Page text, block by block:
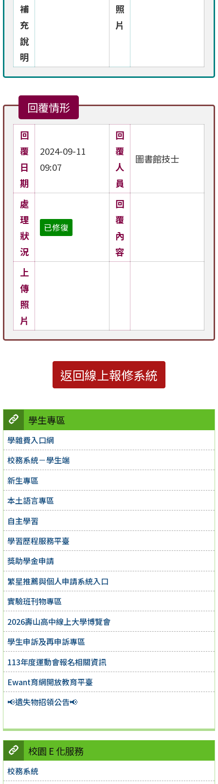
學生專區
學雜費入口網
校務系統－學生端
新生專區
本土語言專區
自主學習
學習歷程服務平臺
獎助學金申請
繁星推薦與個人申請系統入口
實驗班刊物專區
2026壽山高中線上大學博覽會
學生申訴及再申訴專區
113年度運動會報名相關資訊
Ewant育網開放教育平臺
📢遺失物招領公告📢
校園 E 化服務
校務系統
補
充
說
明
照
片
回覆情形
回
覆
日
期
2024-09-11
09:07
回
覆
人
員
圖書館技士
處
理
狀
況
已修復
回
覆
內
容
上
傳
照
片
返回線上報修系統